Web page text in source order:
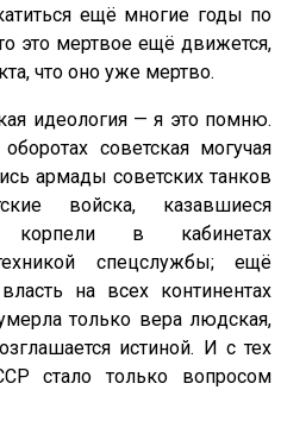
ещё многие годы по
это мертвое ещё движется,
что оно уже мертво.
идеология — я это помню.
советская могучая
армады советских танков
войска, казавшиеся
корпели в кабинетах
спецслужбы; ещё
на всех континентах
только вера людская,
истиной. И с тех
стало только вопросом